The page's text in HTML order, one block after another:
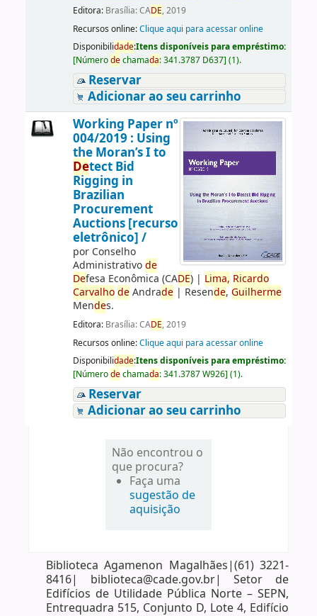
Editora: Brasília: CADE, 2019
Recursos online:Clique aqui para acessar online
Disponibilidade:Itens disponíveis para empréstimo:
[Númerodechamada:341.3787 D637] (1).
Reservar
Adicionar ao seu carrinho
Working Paper nº
004/2019 : Using
the Moran’s I to
Detect Bid
Rigging in
Brazilian
Procurement
Auctions [recurso
eletrônico] /
por Conselho
Administrativode
Defesa Econômica (CADE)| Lima, Ricardo
Carvalho deAndrade| Resende, Guilherme
Mendes.
Editora: Brasília: CADE, 2019
Recursos online:Clique aqui para acessar online
Disponibilidade:Itens disponíveis para empréstimo:
[Númerodechamada:341.3787 W926] (1).
Reservar
Adicionar ao seu carrinho
Não encontrou o
que procura?
Faça uma
sugestão de
aquisição
Biblioteca Agamenon Magalhães|(61) 3221-
8416| biblioteca@cade.gov.br| Setor de
Edifícios de Utilidade Pública Norte – SEPN,
Entrequadra 515, Conjunto D, Lote 4, Edifício